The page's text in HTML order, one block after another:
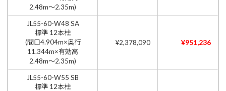
2.48m〜2.35m)
JL55-60-W48 SA
標準 12本柱
(間口4.904m×奥行
11.344m×有効高
2.48m〜2.35m)
¥2,378,090 ¥951,236
JL55-60-W55 SB
標準 12本柱